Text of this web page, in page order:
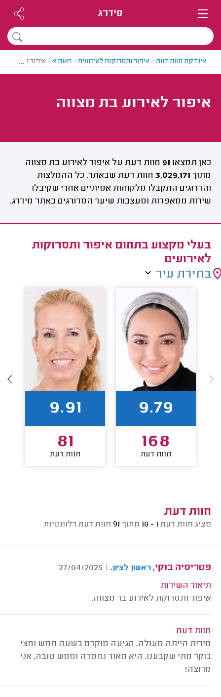
מידרג
אינדקס חוות דעת> איפור ותסרוקות לאירועים> באות א> איפור לאירוע
...
איפור לאירוע בת מצווה
כאן תמצאו 91 חוות דעת על איפור לאירוע בת מצווה
מתוך 3,029,171 חוות דעת שבאתר. כל ההמלצות
והדרוגים התקבלו מלקוחות אמיתיים אחרי שקיבלו
שירות ממאפרות ומעצבות שיער המדורגים באתר מידרג.
בעלי מקצוע בתחום איפור ותסרוקות
לאירועים
בחירת עיר
9.79
168
חוות דעת
9.91
81
חוות דעת
חוות דעת
מציג חוות דעת 1 - 10 מתוך 91 חוות דעת רלוונטיות
פטריסיה בוקי, ראשון לציון.
|
27/04/2025
תיאור השירות
איפור ותסרוקת לאירוע בר מצווה.
חוות דעת
מירית הייתה מעולה, הגיעה מוקדם בשעה חמש וחצי
בוקר מתי שקבענו. היא מאוד נחמדה וממש טובה, אני
מרוצה!